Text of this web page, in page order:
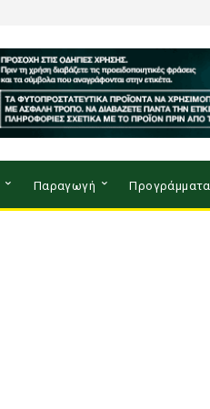
Παραγωγή Προγράμματα